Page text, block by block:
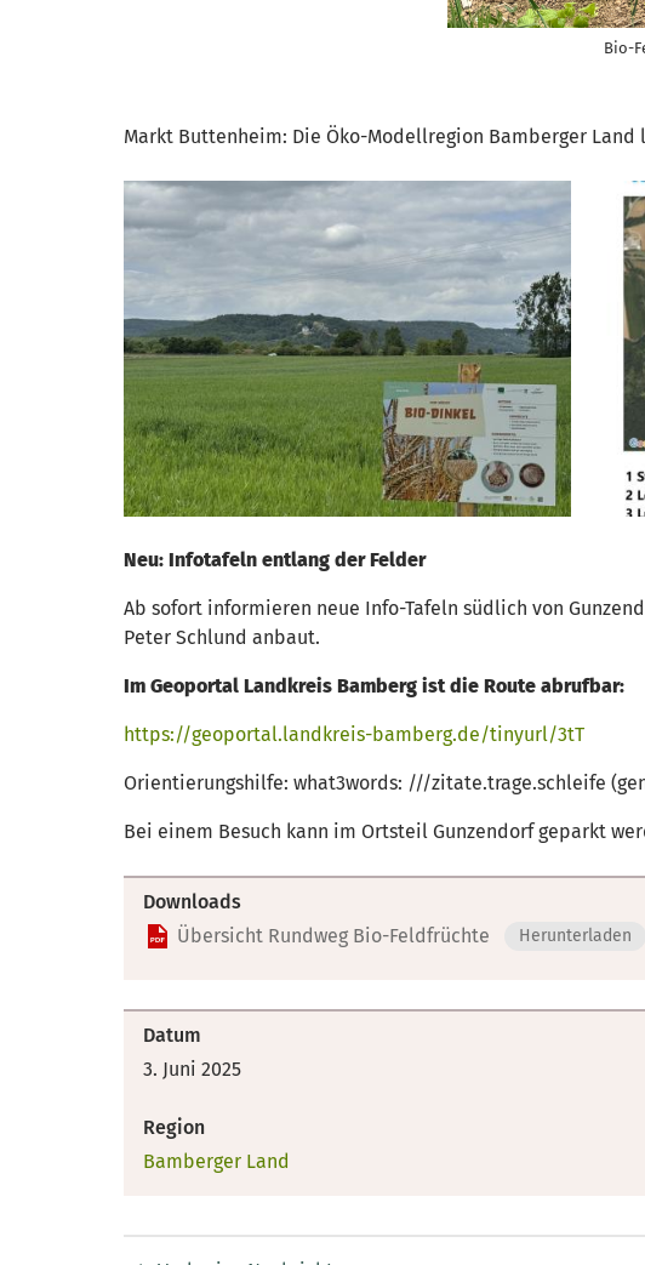
Bio-
Markt Buttenheim: Die Öko-Modellregion Bamberger
Neu: Infotafeln entlang der Felder
Ab sofort informieren neue Info-Tafeln südlich von
Peter Schlund anbaut.
Im Geoportal Landkreis Bamberg ist die Route abrufbar:
https://geoportal.landkreis-bamberg.de/tinyurl/3tT
Orientierungshilfe: what3words: ///zitate.trage.schleife
Bei einem Besuch kann im Ortsteil Gunzendorf geparkt
Downloads
Übersicht Rundweg Bio-Feldfrüchte
Herunterladen
Datum
3. Juni 2025
Region
Bamberger Land